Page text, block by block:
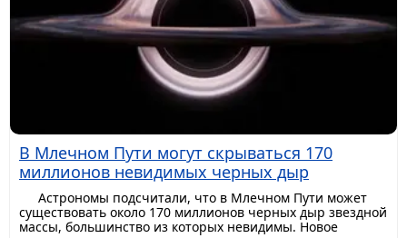
В Млечном Пути могут скрываться 170
миллионов невидимых черных дыр
Астрономы подсчитали, что в Млечном Пути может
существовать около 170 миллионов черных дыр звездной
массы, большинство из которых невидимы. Новое